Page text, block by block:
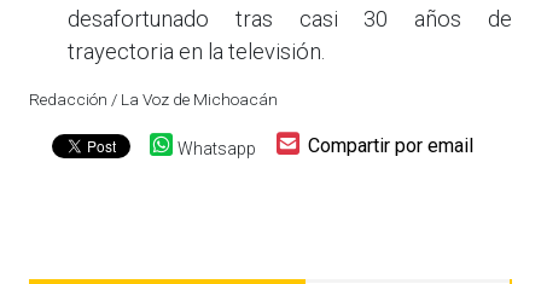
desafortunado tras casi 30 años de
trayectoria en la televisión.
Redacción / La Voz de Michoacán
Whatsapp Compartir por email